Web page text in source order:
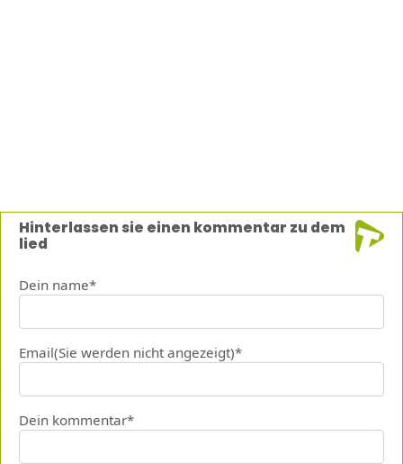
Hinterlassen sie einen kommentar zu dem
lied
Dein name*
Email(Sie werden nicht angezeigt)*
Dein kommentar*